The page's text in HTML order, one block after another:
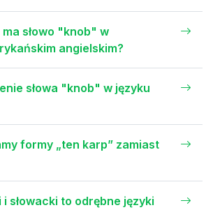
słowo "knob" w
angielskim?
słowa "knob" w języku
formy „ten karp” zamiast
słowacki to odrębne języki